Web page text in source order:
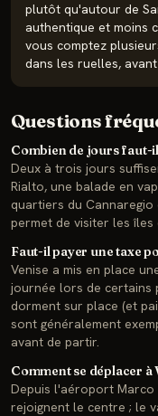
plutôt qu'autour de
authentique et moins
vous comptez
dans les ruelles,
Questions
Combien de jours faut-
Deux à trois jours
Rialto, une balade en
quartiers du
permet de visiter les îles
Faut-il payer une taxe
Venise a mis en place
journée lors de certains
dorment sur place (et
sont généralement
avant de partir.
Comment se déplacer à
Depuis l'aéroport Marco
rejoignent le centre ; le